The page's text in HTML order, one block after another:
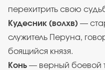
перехитрить свою
Кудесник (волхв) —
служитель Перуна,
боящийся князя.
Конь — верный боевой